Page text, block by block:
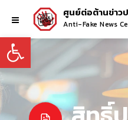
Open toolbar
ศูนย์ต่อต้านข่าว
Anti-Fake News